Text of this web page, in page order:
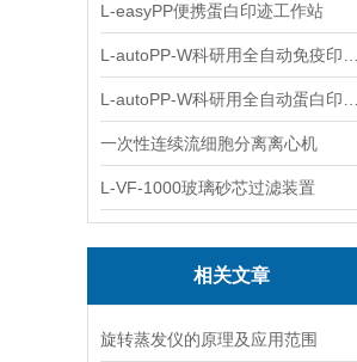
L-easyPP便携蛋白印迹工作站
一次性连续流细胞分离离心机
L-VF-1000玻璃砂芯过滤装置
相关文章
旋转蒸发仪的原理及应用范围